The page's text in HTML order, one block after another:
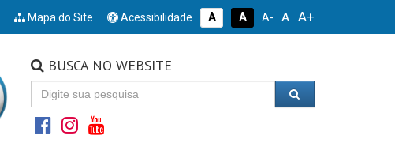
Mapa do Site Acessibilidade A A A- A A+
BUSCA NO WEBSITE